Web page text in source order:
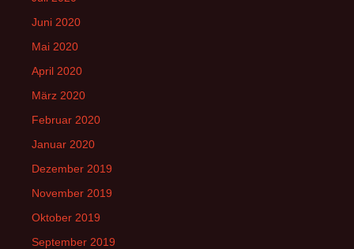
Juni 2020
Mai 2020
April 2020
März 2020
Februar 2020
Januar 2020
Dezember 2019
November 2019
Oktober 2019
September 2019